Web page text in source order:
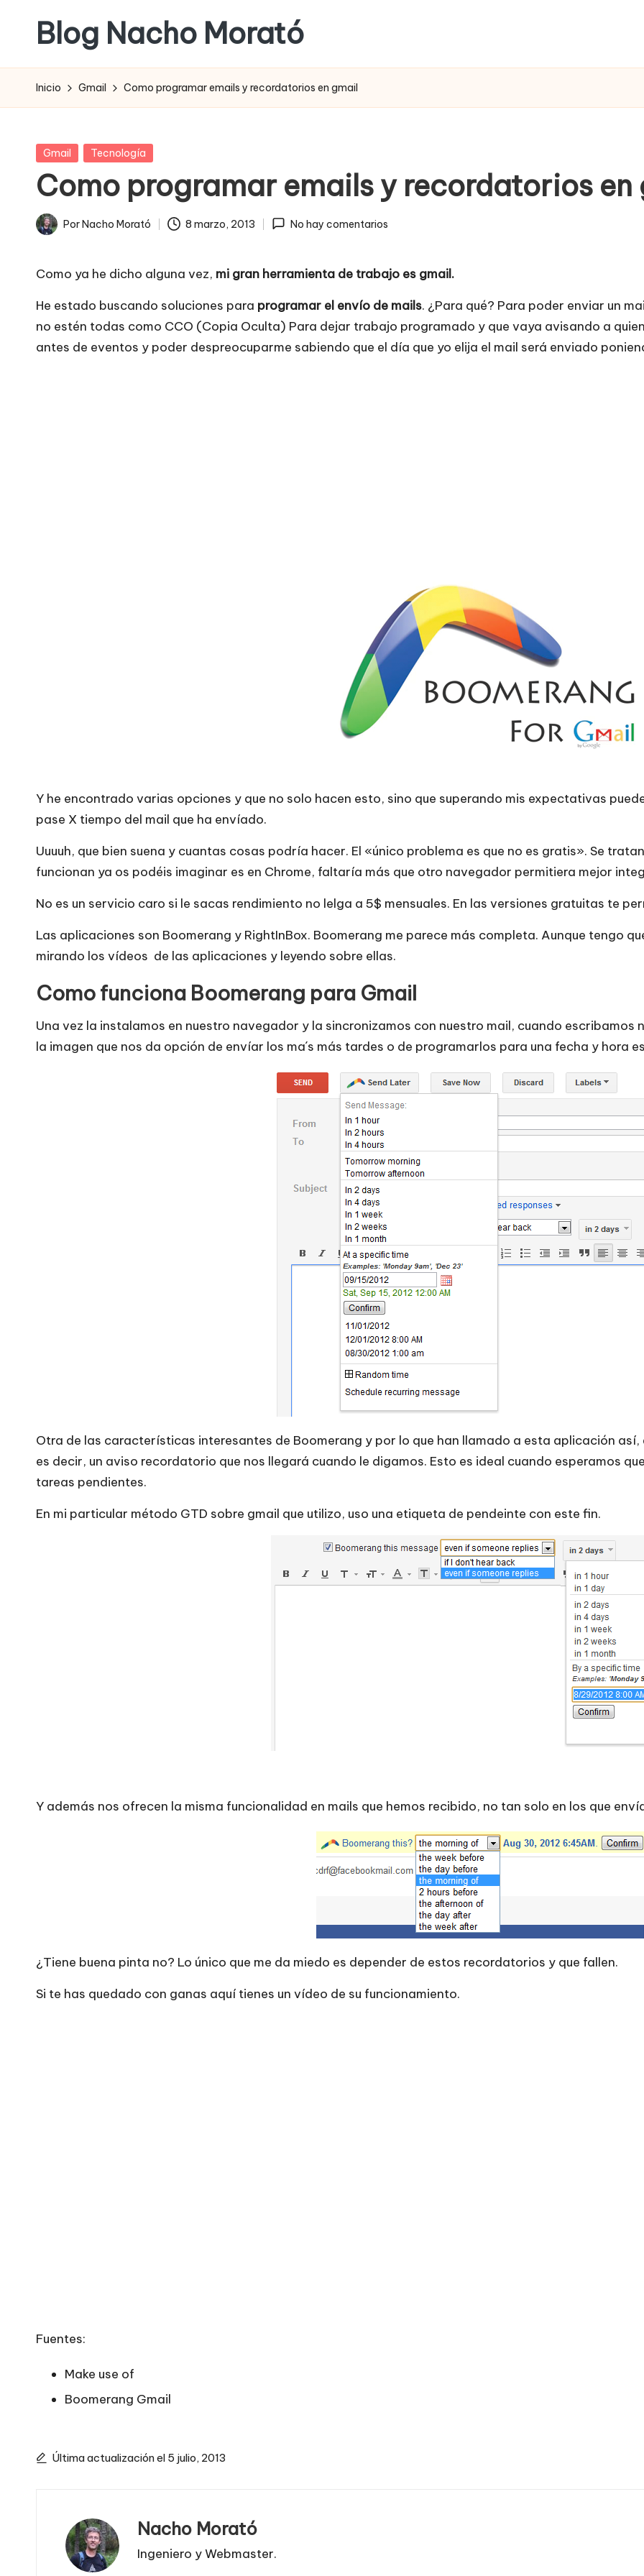
contenido
Blog Nacho Morató
Inicio Gmail Como programar emails y recordatorios en gmail
Publicada
Gmail Tecnología
Como programar emails y recordatorios en
Publicado
PorNacho Morató 8 marzo, 2013 No hay comentarios
Como ya he dicho alguna vez, mi gran herramienta de trabajo es gmail.
He estado buscando soluciones para programar el envío de mails. ¿Para qué? Para poder enviar un
no estén todas como CCO (Copia Oculta) Para dejar trabajo programado y que vaya avisando a
antes de eventos y poder despreocuparme sabiendo que el día que yo elija el mail será enviado
Y he encontrado varias opciones y que no solo hacen esto, sino que superando mis expectativas
pase X tiempo del mail que ha envíado.
Uuuuh, que bien suena y cuantas cosas podría hacer. El «único problema es que no es gratis». Se
funcionan ya os podéis imaginar es en Chrome, faltaría más que otro navegador permitiera mejor
No es un servicio caro si le sacas rendimiento no lelga a 5$ mensuales. En las versiones gratuitas te
Las aplicaciones son Boomerang y RightInBox. Boomerang me parece más completa. Aunque tengo
mirando los vídeos de las aplicaciones y leyendo sobre ellas.
Como funciona Boomerang para Gmail
Una vez la instalamos en nuestro navegador y la sincronizamos con nuestro mail, cuando escribamos
la imagen que nos da opción de envíar los ma´s más tardes o de programarlos para una fecha y hora
Otra de las características interesantes de Boomerang y por lo que han llamado a esta aplicación
es decir, un aviso recordatorio que nos llegará cuando le digamos. Esto es ideal cuando esperamos
tareas pendientes.
En mi particular método GTD sobre gmail que utilizo, uso una etiqueta de pendeinte con este fin.
Y además nos ofrecen la misma funcionalidad en mails que hemos recibido, no tan solo en los que
¿Tiene buena pinta no? Lo único que me da miedo es depender de estos recordatorios y que fallen.
Si te has quedado con ganas aquí tienes un vídeo de su funcionamiento.
Fuentes:
Make use of
Boomerang Gmail
Última actualización el 5 julio, 2013
Nacho Morató
Ingeniero y Webmaster.